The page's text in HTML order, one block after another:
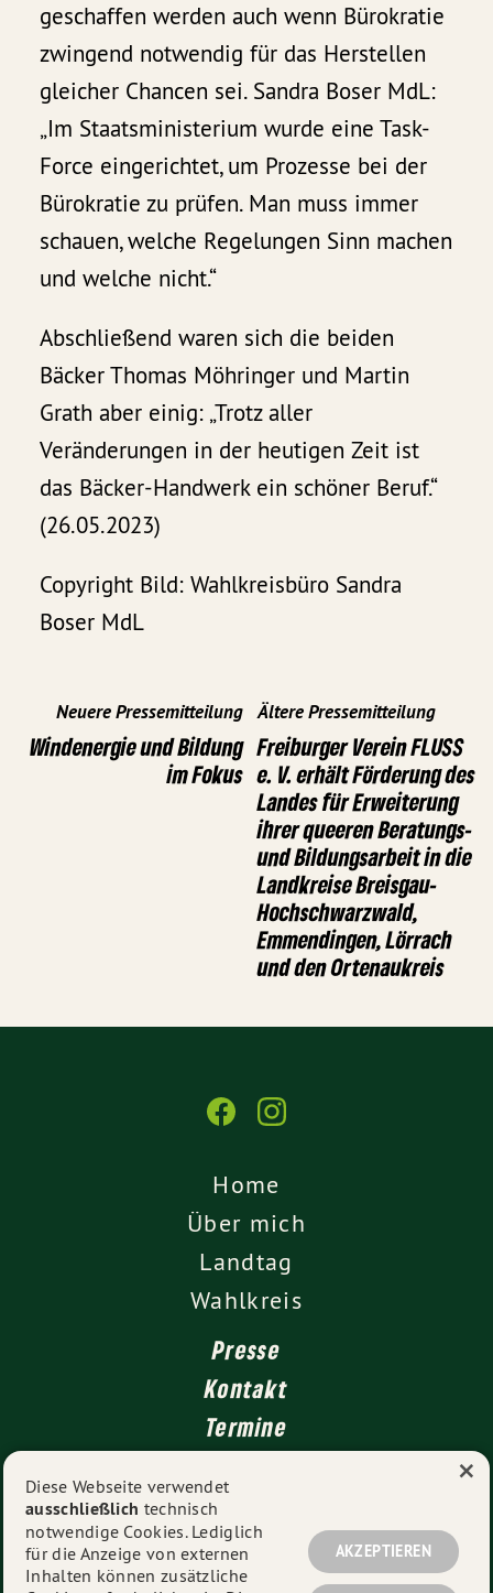
geschaffen werden auch wenn Bürokratie
zwingend notwendig für das Herstellen
gleicher Chancen sei. Sandra Boser MdL:
„Im Staatsministerium wurde eine Task-
Force eingerichtet, um Prozesse bei der
Bürokratie zu prüfen. Man muss immer
schauen, welche Regelungen Sinn machen
und welche nicht.“
Abschließend waren sich die beiden
Bäcker Thomas Möhringer und Martin
Grath aber einig: „Trotz aller
Veränderungen in der heutigen Zeit ist
das Bäcker-Handwerk ein schöner Beruf.“
(26.05.2023)
Copyright Bild: Wahlkreisbüro Sandra
Boser MdL
Neuere Pressemitteilung
Windenergie und Bildung
im Fokus
Ältere Pressemitteilung
Freiburger Verein FLUSS
e. V. erhält Förderung des
Landes für Erweiterung
ihrer queeren Beratungs-
und Bildungsarbeit in die
Landkreise Breisgau-
Hochschwarzwald,
Emmendingen, Lörrach
und den Ortenaukreis
Home
Über mich
Landtag
Wahlkreis
Presse
Kontakt
Termine
Impressum
Datenschutz
Diese Webseite verwendet
ausschließlich technisch
notwendige Cookies. Lediglich
für die Anzeige von externen
Inhalten können zusätzliche
AKZEPTIEREN
×